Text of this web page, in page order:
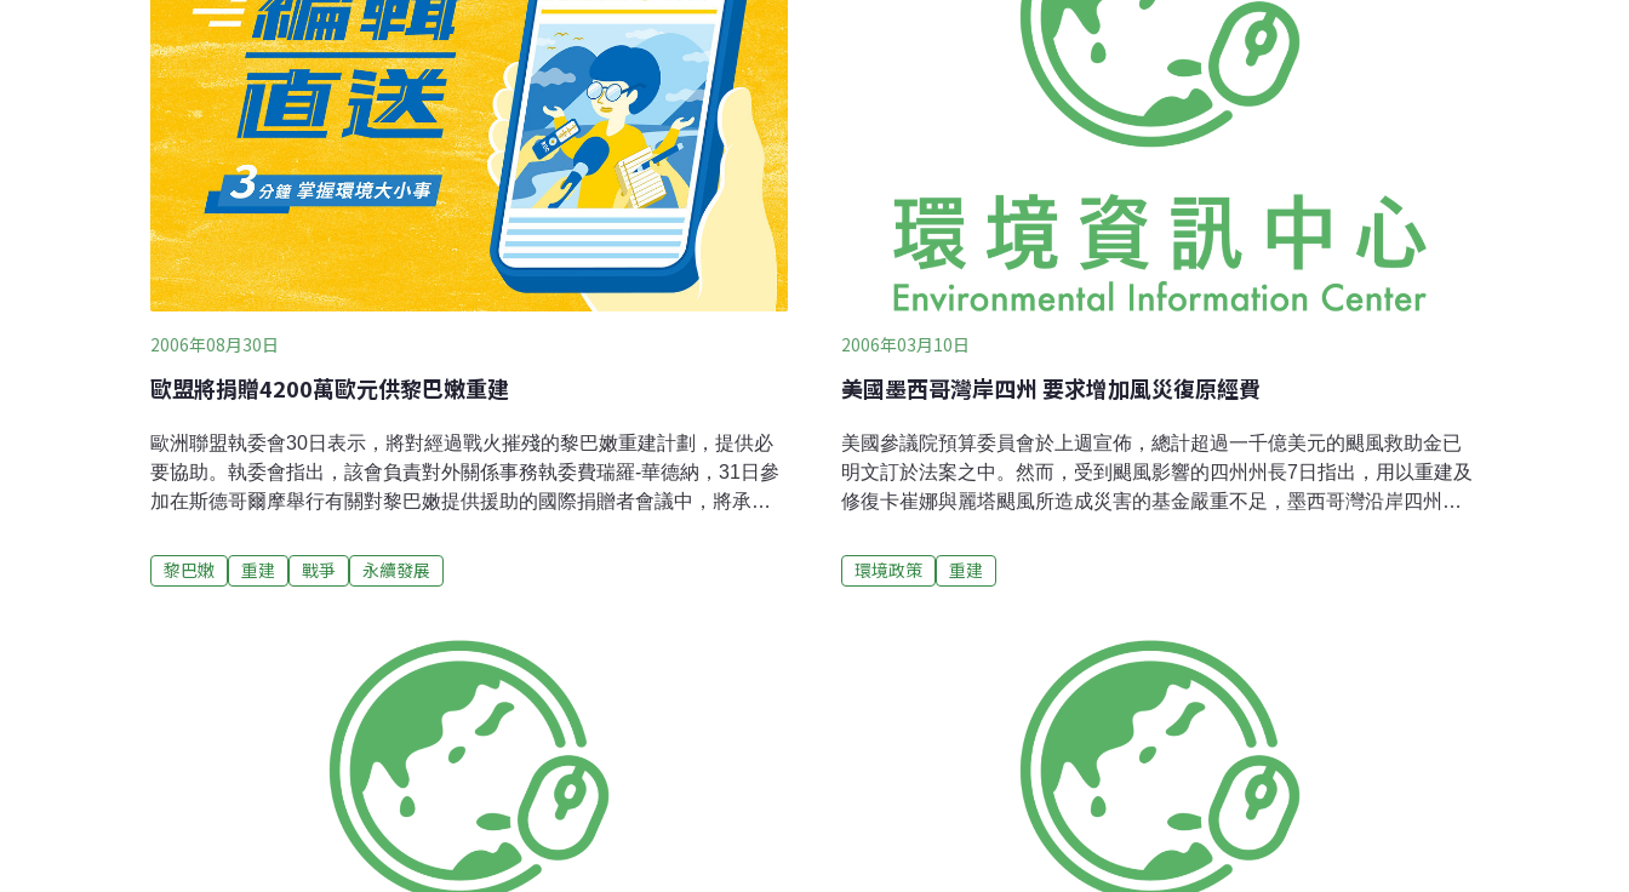
政府所提的蓋永久房舍的決議，碰上印尼的貪污和官僚系統和一些無法逾
越的界
間可能會長達3-4個月，不過蘇拉育已經要求投入所有可能的力量，預必要
2006年08月30日
歐盟將捐贈4200萬歐元供黎巴嫩重建
歐洲聯盟執委會30日表示，將對經過戰火摧殘的黎巴嫩重建計劃，提供必
要協助。執委會指出，該會負責對外關係事務執委費瑞羅-華德納，31日參
加在斯德哥爾摩舉行有關對黎巴嫩提供援助的國際捐贈者會議中，將承諾
巴嫩政府的要求，歐盟執委會也將提供黎巴嫩一整套重建進程的技術協
助，並指出，這些協助不僅集中在黎巴嫩立即的重建工作，同時也將為黎
黎巴嫩 重建 戰爭 永續發展
2006年03月10日
美國墨西哥灣岸四州 要求增加風災復原經費
美國參議院預算委員會於上週宣佈，總計超過一千億美元的颶風救助金已
明文訂於法案之中。然而，受到颶風影響的四州州長7日指出，用以重建及
修復卡崔娜與麗塔颶風所造成災害的基金嚴重不足，墨西哥灣沿岸四州遭
環境政策 重建